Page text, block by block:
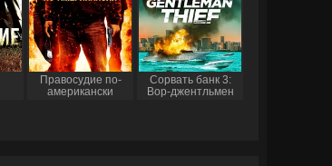
Правосудие по-
американски
Сорвать банк 3:
Вор-джентльмен